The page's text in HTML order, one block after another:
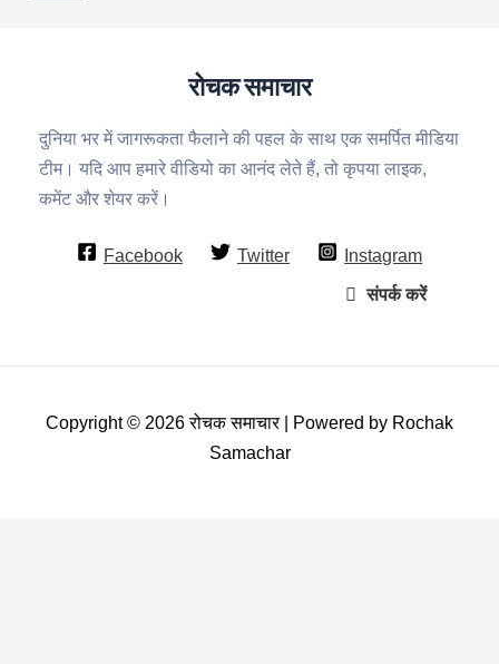
रोचक समाचार
दुनिया भर में जागरूकता फैलाने की पहल के साथ एक समर्पित मीडिया
टीम। यदि आप हमारे वीडियो का आनंद लेते हैं, तो कृपया लाइक,
कमेंट और शेयर करें।
Facebook Twitter
Instagram
संपर्क करें
Copyright © 2026 रोचक समाचार | Powered by Rochak
Samachar